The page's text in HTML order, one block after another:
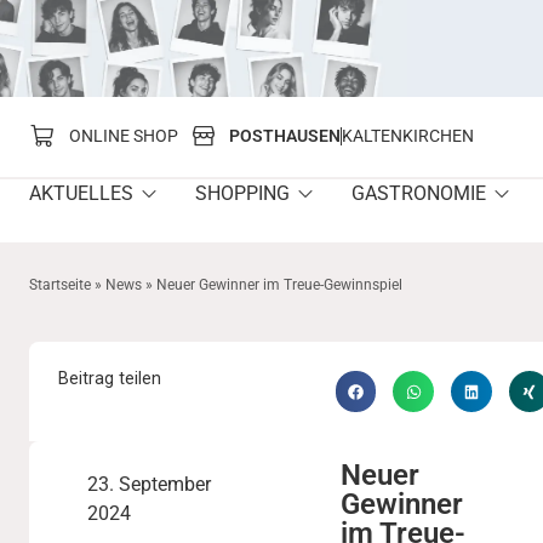
springen
ONLINE SHOP POSTHAUSENKALTENKIRCHEN
AKTUELLES SHOPPING GASTRONOMIE
Startseite » News » Neuer Gewinner im Treue-Gewinnspiel
Beitrag teilen
23. September
2024
Neuer
Gewinner
im Treue-